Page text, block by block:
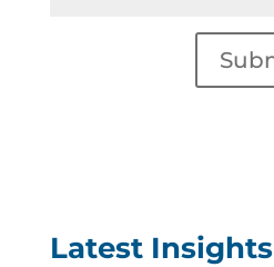
Latest Insights